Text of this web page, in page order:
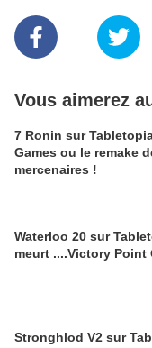
Vous aimerez
7 Ronin sur
Games ou le remake
mercenaires !
Waterloo 20 sur Tabletopia -
meurt ....Victory Point
Stronghlod V2 sur